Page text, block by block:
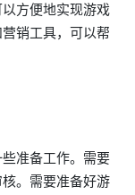
方便地实现游戏
销工具，可以帮
准备工作。需要
。需要准备好游